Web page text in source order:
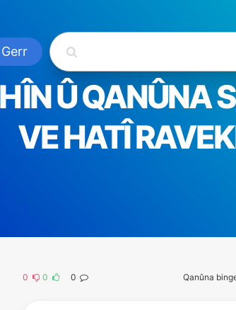
Û QANÛNA
VE HATÎ
Qanûna